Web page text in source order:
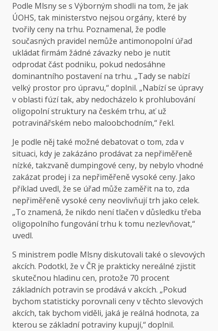
Podle Mlsny se s Výborným shodli na tom, že jak
ÚOHS, tak ministerstvo nejsou orgány, které by
tvořily ceny na trhu. Poznamenal, že podle
současných pravidel nemůže antimonopolní úřad
ukládat firmám žádné závazky nebo je nutit
odprodat část podniku, pokud nedosáhne
dominantního postavení na trhu. „Tady se nabízí
velký prostor pro úpravu,“ doplnil. „Nabízí se úpravy
v oblasti fúzí tak, aby nedocházelo k prohlubování
oligopolní struktury na českém trhu, ať už
potravinářském nebo maloobchodním,“ řekl.
Je podle něj také možné debatovat o tom, zda v
situaci, kdy je zakázáno prodávat za nepřiměřeně
nízké, takzvaně dumpingové ceny, by nebylo vhodné
zakázat prodej i za nepřiměřeně vysoké ceny. Jako
příklad uvedl, že se úřad může zaměřit na to, zda
nepřiměřeně vysoké ceny neovlivňují trh jako celek.
„To znamená, že nikdo není tlačen v důsledku třeba
oligopolního fungování trhu k tomu nezlevňovat,“
uvedl.
S ministrem podle Mlsny diskutovali také o slevových
akcích. Podotkl, že v ČR je prakticky nereálné zjistit
skutečnou hladinu cen, protože 70 procent
základních potravin se prodává v akcích. „Pokud
bychom statisticky porovnali ceny v těchto slevových
akcích, tak bychom viděli, jaká je reálná hodnota, za
kterou se základní potraviny kupují,“ doplnil.